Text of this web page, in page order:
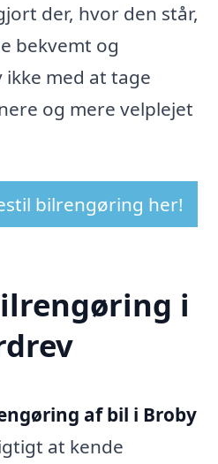
der, hvor den står,
bekvemt og
med at tage
og mere velplejet
bilrengøring her!
i
af bil i Broby
at kende